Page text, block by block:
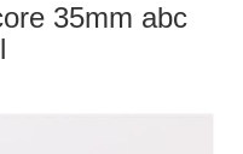
35mm abc